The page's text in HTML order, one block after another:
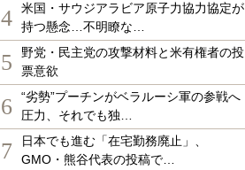
4
米国・サウジアラビア原子力協力協定が
持つ懸念…不明瞭な…
5
野党・民主党の攻撃材料と米有権者の投
票意欲
6
“劣勢”プーチンがベラルーシ軍の参戦へ
圧力、それでも独…
7
日本でも進む「在宅勤務廃止」、
GMO・熊谷代表の投稿で…